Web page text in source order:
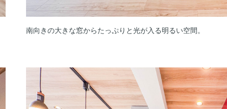
南向きの大きな窓からたっぷりと光が入る明るい空間。